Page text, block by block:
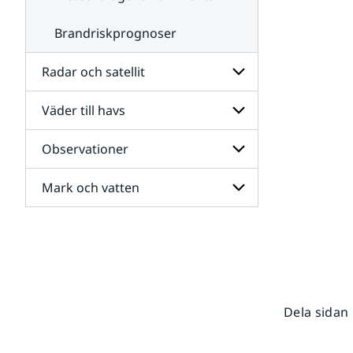
Brandriskprognoser
Radar och satellit
Undersidor
för
Radar
och
satellit
Väder till havs
Undersidor
för
Väder
till
havs
Observationer
Undersidor
för
Mark och vatten
Dela sidan